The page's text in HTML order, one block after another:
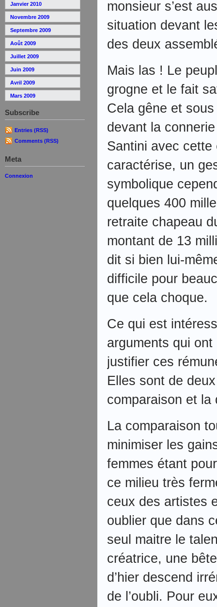
Janvier 2010
Novembre 2009
Septembre 2009
Août 2009
Juillet 2009
Juin 2009
Avril 2009
Mars 2009
Subscribe
Entries (RSS)
Comments (RSS)
Meta
Connexion
monsieur s’est
situation devant
des deux
Mais las ! Le
grogne et le fait
Cela gêne et
devant la
Santini avec cette
caractérise, un
symbolique
quelques 400
retraite chapeau
montant de 13
dit si bien lui-
difficile pour
que cela choque.
Ce qui est
arguments qui
justifier ces
Elles sont de
comparaison et la
La comparaison
minimiser les
femmes étant
ce milieu très
ceux des artistes
oublier que dans
seul maitre le
créatrice, une
d’hier descend
de l’oubli. Pour